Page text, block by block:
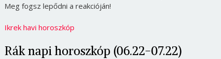
Meg fogsz lepődni a reakcióján!
Ikrek havi horoszkóp
Rák napi horoszkóp (06.22-07.22)